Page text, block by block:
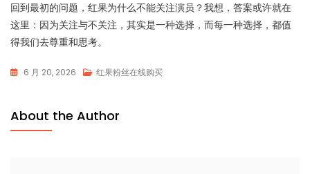
回到最初的问题，红果为什么不能关注演员？我想，答案或许就在
这里：因为关注与不关注，其实是一种选择，而每一种选择，都值
得我们去尊重和思考。
6 月 20, 2026 红果粉丝在线购买
About the Author